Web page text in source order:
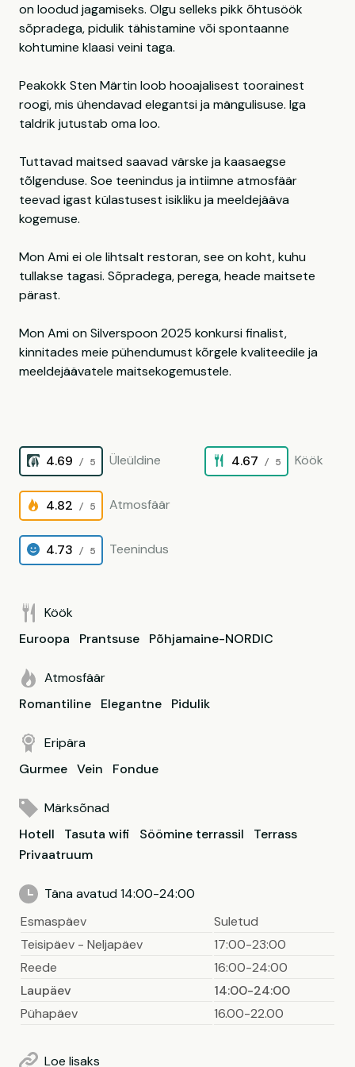
on loodud jagamiseks. Olgu selleks pikk õhtusöök
sõpradega, pidulik tähistamine või spontaanne
kohtumine klaasi veini taga.
Peakokk Sten Märtin loob hooajalisest toorainest
roogi, mis ühendavad elegantsi ja mängulisuse. Iga
taldrik jutustab oma loo.
Tuttavad maitsed saavad värske ja kaasaegse
tõlgenduse. Soe teenindus ja intiimne atmosfäär
teevad igast külastusest isikliku ja meeldejääva
kogemuse.
Mon Ami ei ole lihtsalt restoran, see on koht, kuhu
tullakse tagasi. Sõpradega, perega, heade maitsete
pärast.
Mon Ami on Silverspoon 2025 konkursi finalist,
kinnitades meie pühendumust kõrgele kvaliteedile ja
meeldejäävatele maitsekogemustele.
4.69 / 5 Üleüldine 4.67 / 5 Köök
4.82 / 5 Atmosfäär
4.73 / 5 Teenindus
Köök
Euroopa
Prantsuse Põhjamaine-NORDIC
Atmosfäär
Romantiline
Elegantne Pidulik
Eripära
Gurmee Vein Fondue
Märksõnad
Hotell
Tasuta wifi Söömine terrassil
Terrass
Privaatruum
Täna avatud 14:00-24:00
Esmaspäev
Suletud
Teisipäev - Neljapäev
17:00-23:00
Reede
16:00-24:00
Laupäev
14:00-24:00
Pühapäev
16.00-22.00
Loe lisaks